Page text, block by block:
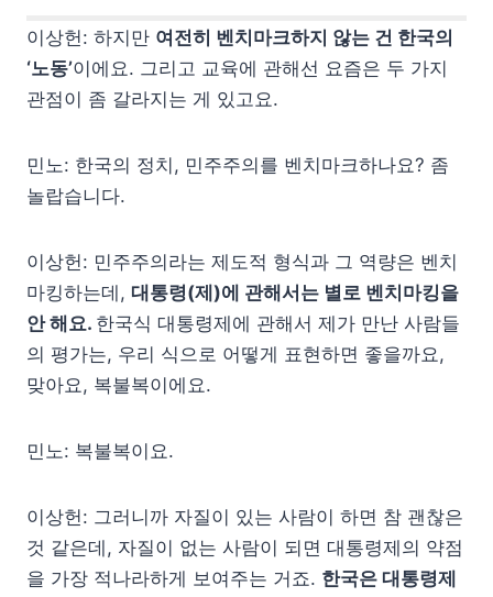
이상헌: 하지만 여전히 벤치마크하지 않는 건 한국의
‘노동’이에요. 그리고 교육에 관해선 요즘은 두 가지
관점이 좀 갈라지는 게 있고요.
민노: 한국의 정치, 민주주의를 벤치마크하나요? 좀
놀랍습니다.
이상헌: 민주주의라는 제도적 형식과 그 역량은 벤치
마킹하는데, 대통령(제)에 관해서는 별로 벤치마킹을
안 해요. 한국식 대통령제에 관해서 제가 만난 사람들
의 평가는, 우리 식으로 어떻게 표현하면 좋을까요,
맞아요, 복불복이에요.
민노: 복불복이요.
이상헌: 그러니까 자질이 있는 사람이 하면 참 괜찮은
것 같은데, 자질이 없는 사람이 되면 대통령제의 약점
을 가장 적나라하게 보여주는 거죠. 한국은 대통령제